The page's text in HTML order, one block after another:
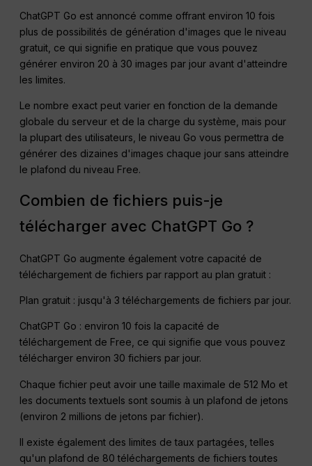
ChatGPT Go est annoncé comme offrant environ 10 fois
plus de possibilités de génération d'images que le niveau
gratuit, ce qui signifie en pratique que vous pouvez
générer environ 20 à 30 images par jour avant d'atteindre
les limites.
Le nombre exact peut varier en fonction de la demande
globale du serveur et de la charge du système, mais pour
la plupart des utilisateurs, le niveau Go vous permettra de
générer des dizaines d'images chaque jour sans atteindre
le plafond du niveau Free.
Combien de fichiers puis-je
télécharger avec ChatGPT Go ?
ChatGPT Go augmente également votre capacité de
téléchargement de fichiers par rapport au plan gratuit :
Plan gratuit : jusqu'à 3 téléchargements de fichiers par jour.
ChatGPT Go : environ 10 fois la capacité de
téléchargement de Free, ce qui signifie que vous pouvez
télécharger environ 30 fichiers par jour.
Chaque fichier peut avoir une taille maximale de 512 Mo et
les documents textuels sont soumis à un plafond de jetons
(environ 2 millions de jetons par fichier).
Il existe également des limites de taux partagées, telles
qu'un plafond de 80 téléchargements de fichiers toutes